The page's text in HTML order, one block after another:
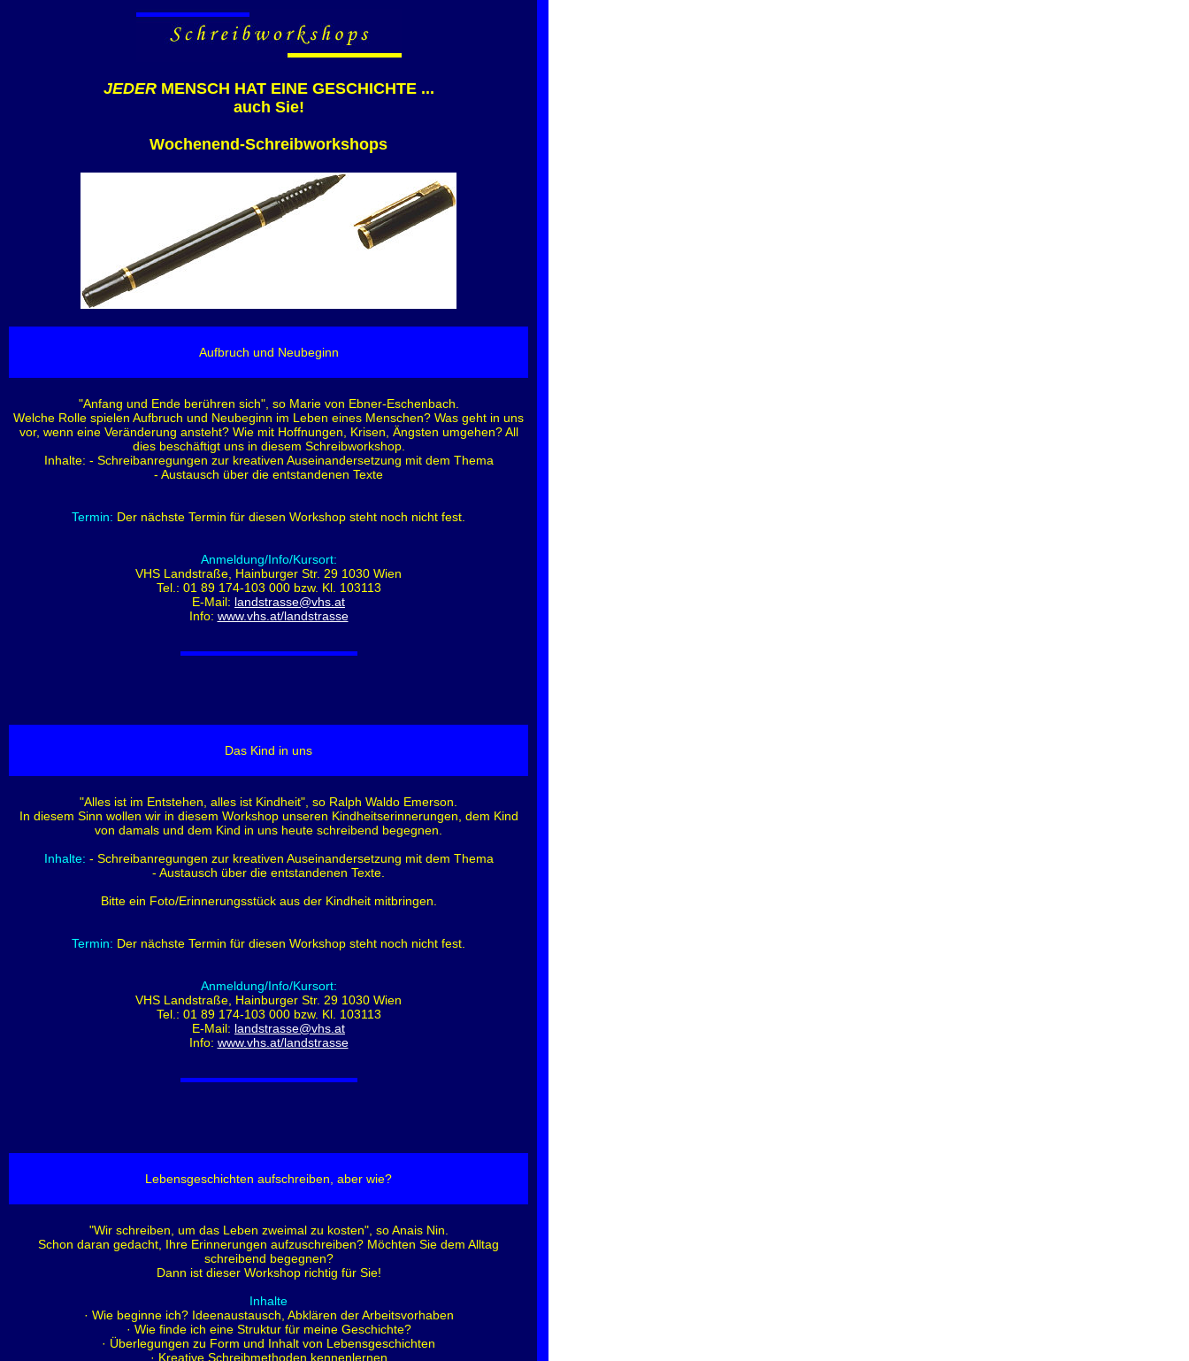
JEDERMENSCH HAT EINE GESCHICHTE ...
auch Sie!
Wochenend-Schreibworkshops
Aufbruch und Neubeginn
"Anfang und Ende berühren sich", so Marie von Ebner-Eschenbach.
Welche Rolle spielen Aufbruch und Neubeginn im Leben eines Menschen? Was geht in uns
vor, wenn eine Veränderung ansteht? Wie mit Hoffnungen, Krisen, Ängsten umgehen? All
dies beschäftigt uns in diesem Schreibworkshop.
Inhalte: - Schreibanregungen zur kreativen Auseinandersetzung mit dem Thema
- Austausch über die entstandenen Texte
Termin: Der nächste Termin für diesen Workshop steht noch nicht fest.
Anmeldung/Info/Kursort:
VHS Landstraße, Hainburger Str. 29 1030 Wien
Tel.: 01 89 174-103 000 bzw. Kl. 103113
E-Mail: landstrasse@vhs.at
Info: www.vhs.at/landstrasse
Das Kind in uns
"Alles ist im Entstehen, alles ist Kindheit", so Ralph Waldo Emerson.
In diesem Sinn wollen wir in diesem Workshop unseren Kindheitserinnerungen, dem Kind
von damals und dem Kind in uns heute schreibend begegnen.
Inhalte: - Schreibanregungen zur kreativen Auseinandersetzung mit dem Thema
- Austausch über die entstandenen Texte.
Bitte ein Foto/Erinnerungsstück aus der Kindheit mitbringen.
Termin: Der nächste Termin für diesen Workshop steht noch nicht fest.
Anmeldung/Info/Kursort:
VHS Landstraße, Hainburger Str. 29 1030 Wien
Tel.: 01 89 174-103 000 bzw. Kl. 103113
E-Mail: landstrasse@vhs.at
Info: www.vhs.at/landstrasse
Lebensgeschichten aufschreiben, aber wie?
"Wir schreiben, um das Leben zweimal zu kosten", so Anais Nin.
Schon daran gedacht, Ihre Erinnerungen aufzuschreiben? Möchten Sie dem Alltag
schreibend begegnen?
Dann ist dieser Workshop richtig für Sie!
Inhalte
· Wie beginne ich? Ideenaustausch, Abklären der Arbeitsvorhaben
· Wie finde ich eine Struktur für meine Geschichte?
· Überlegungen zu Form und Inhalt von Lebensgeschichten
· Kreative Schreibmethoden kennenlernen